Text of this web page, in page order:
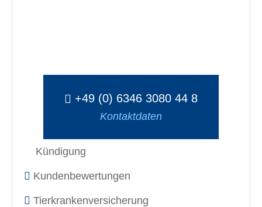
+49 (0) 6346 3080 44 8
Kontaktdaten
Kündigung
Kundenbewertungen
Tierkrankenversicherung